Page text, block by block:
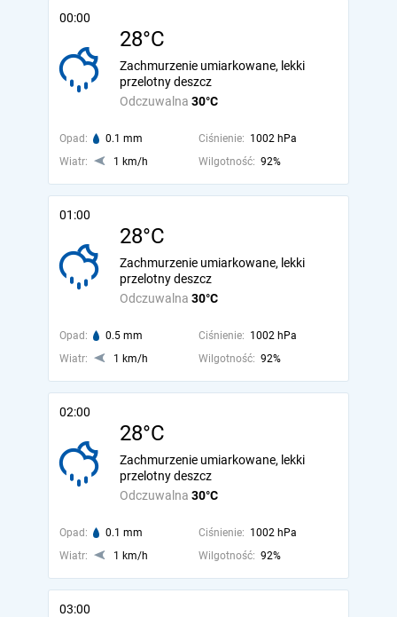
00:00
28°C
Odczuwalna 30°C
Zachmurzenie umiarkowane, lekki
przelotny deszcz
Opad: 0.1 mm Ciśnienie: 1002 hPa
Wiatr:
1 km/h Wilgotność: 92%
01:00
28°C
Odczuwalna 30°C
Zachmurzenie umiarkowane, lekki
przelotny deszcz
Opad: 0.5 mm Ciśnienie: 1002 hPa
Wiatr:
1 km/h Wilgotność: 92%
02:00
28°C
Odczuwalna 30°C
Zachmurzenie umiarkowane, lekki
przelotny deszcz
Opad: 0.1 mm Ciśnienie: 1002 hPa
Wiatr:
1 km/h Wilgotność: 92%
03:00